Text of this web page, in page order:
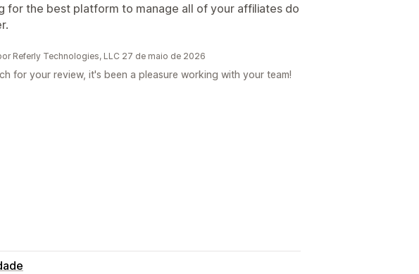
for the best platform to manage all of your affiliates do
Referly Technologies, LLC 27 de maio de 2026
for your review, it's been a pleasure working with your team!